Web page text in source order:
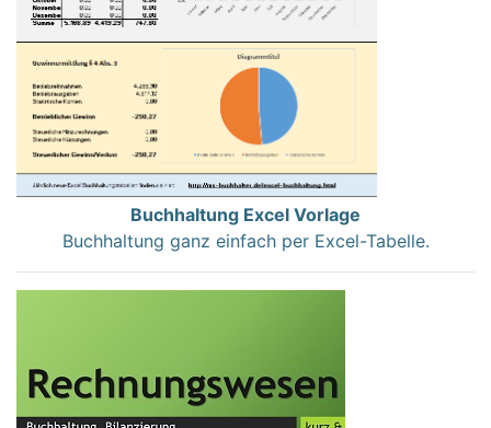
Buchhaltung Excel Vorlage
Buchhaltung ganz einfach per Excel-Tabelle.